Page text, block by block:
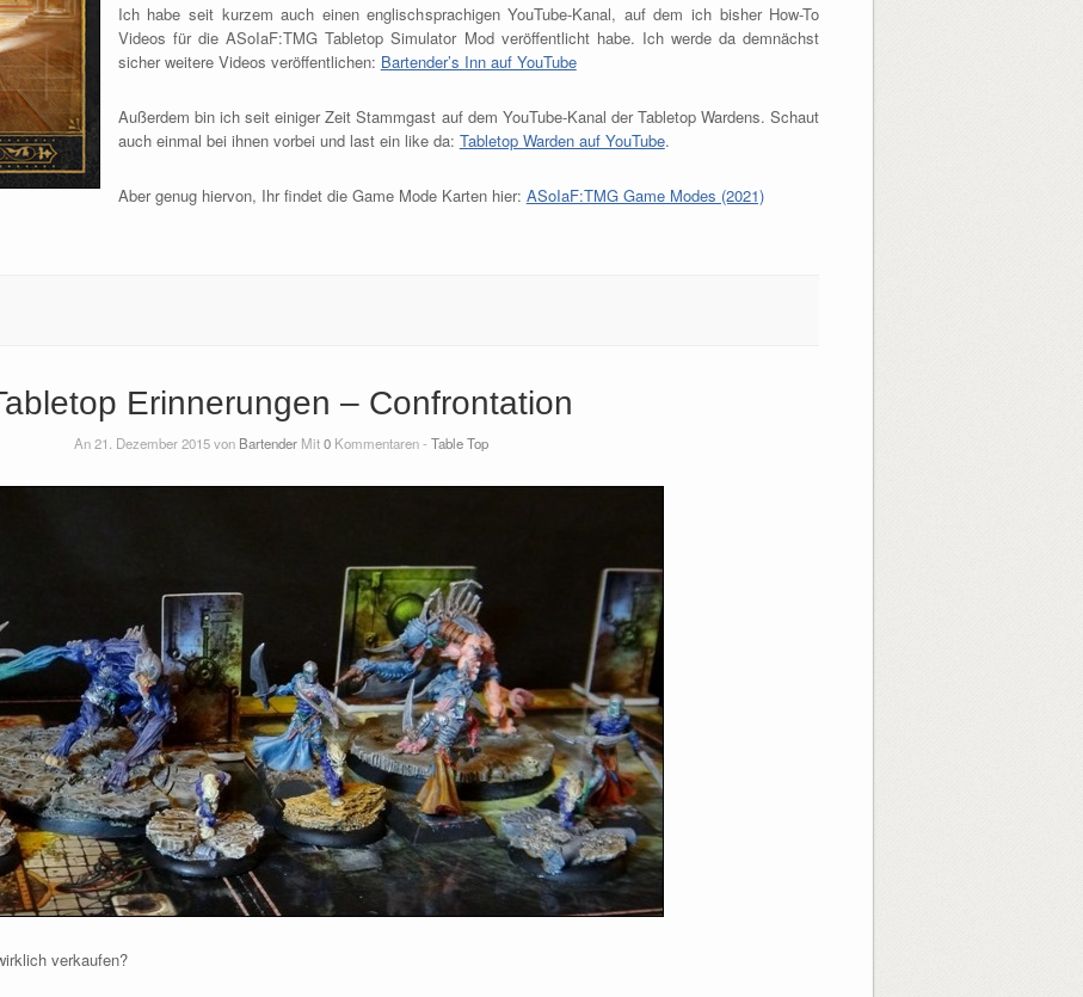
Ich habe seit kurzem auch einen englischsprachigen YouTube-Kanal, auf dem ich bisher How-To
Videos für die ASoIaF:TMG Tabletop Simulator Mod veröffentlicht habe. Ich werde da demnächst
sicher weitere Videos veröffentlichen: Bartender’s Inn auf YouTube
Außerdem bin ich seit einiger Zeit Stammgast auf dem YouTube-Kanal der Tabletop Wardens. Schaut
auch einmal bei ihnen vorbei und last ein like da: Tabletop Warden auf YouTube.
Aber genug hiervon, Ihr findet die Game Mode Karten hier: ASoIaF:TMG Game Modes (2021)
Erinnerungen – Confrontation
An 21. Dezember 2015 von BartenderMit0Kommentaren - Table Top
verkaufen?